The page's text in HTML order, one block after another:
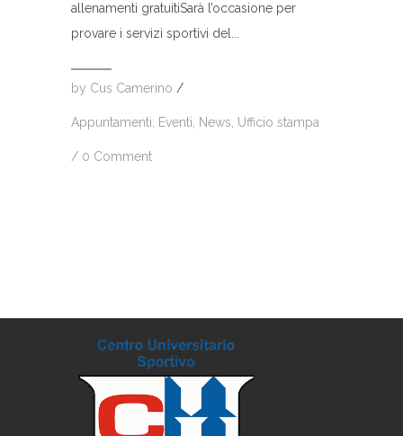
allenamenti gratuitiSarà l’occasione per
provare i servizi sportivi del...
by Cus Camerino /
Appuntamenti, Eventi, News, Ufficio stampa
/ 0 Comment